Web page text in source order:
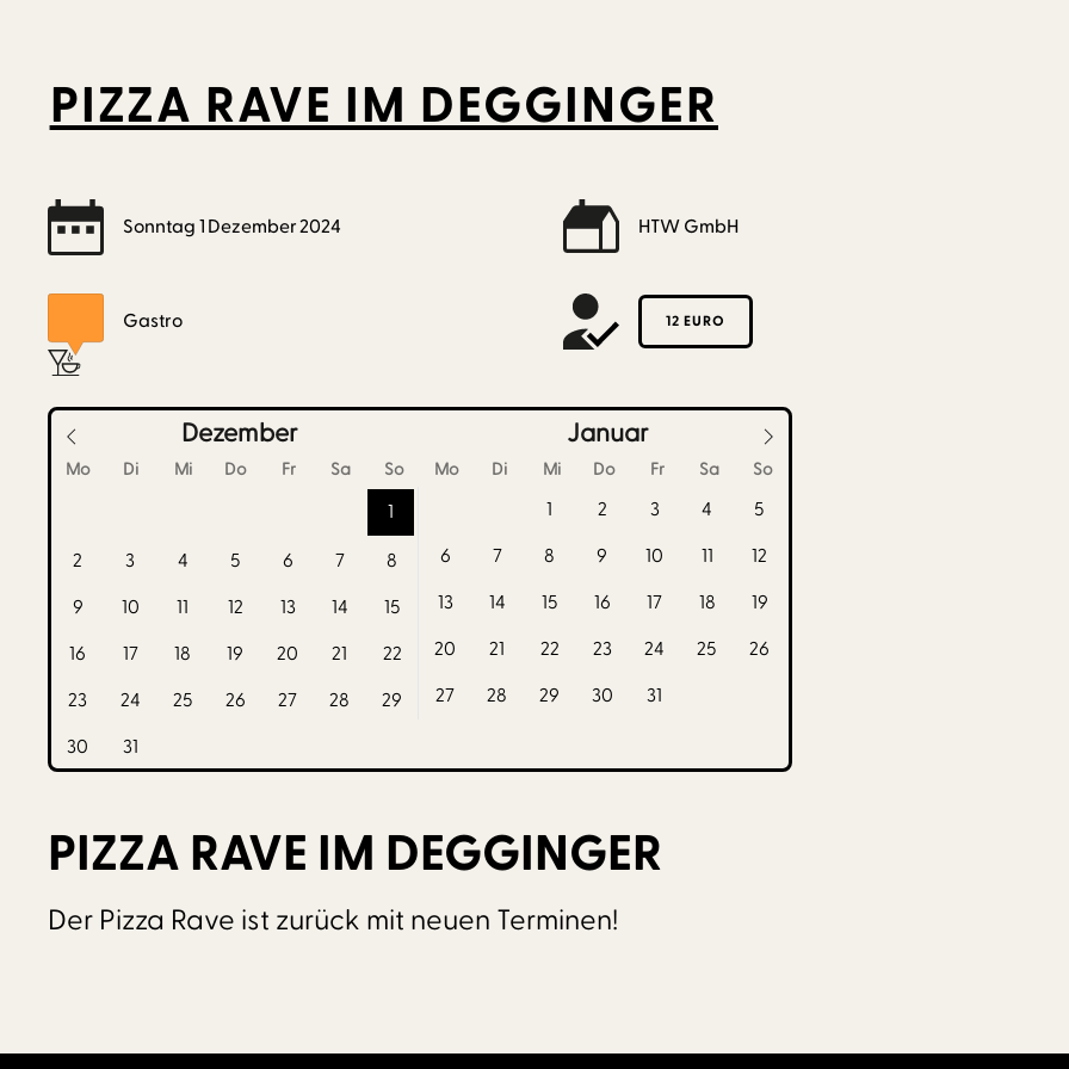
PIZZA RAVE IM DEGGINGER
Sonntag 1 Dezember2024 HTW GmbH
Gastro 12 EURO
Dezember Januar
Mo Di Mi Do Fr Sa So Mo Di Mi Do Fr Sa So
1
2 3 4 5 6 7
8
9
10 11 12 13 14
15
16
17 18 19 20 21
22
23
24 25 26 27 28
29
30
31
1 2 3 4
5
6
7 8 9 10 11
12
13
14 15 16 17 18
19
20
21 22 23 24 25
26
27
28 29 30 31
PIZZA RAVE IM DEGGINGER
Der Pizza Rave ist zurück mit neuen Terminen!